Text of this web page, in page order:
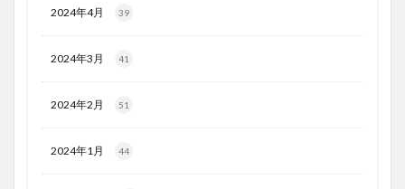
2024年4月 39
2024年3月 41
2024年2月 51
2024年1月 44